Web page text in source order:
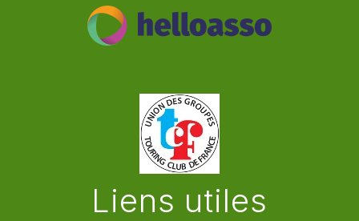
Liens utiles